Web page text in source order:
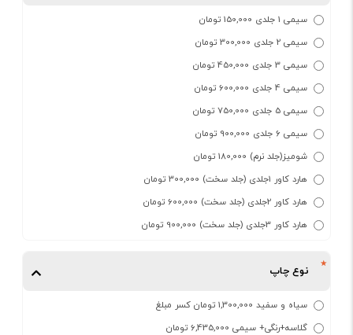
سیمی 1 جلدی 150,000 تومان
سیمی 2 جلدی 300,000 تومان
سیمی 3 جلدی 450,000 تومان
سیمی 4 جلدی 600,000 تومان
سیمی 5 جلدی 750,000 تومان
سیمی 6 جلدی 900,000 تومان
شومیز(جلد نرم) 180,000 تومان
هارد کاور 1جلدی (جلد سخت) 300,000 تومان
هارد کاور 2جلدی (جلد سخت) 600,000 تومان
هارد کاور 3جلدی (جلد سخت) 900,000 تومان
نوع چاپ
سیاه و سفید 1,300,000 تومان کسر مبلغ
گلاسه+رنگی+ سیمی 6,435,000 تومان